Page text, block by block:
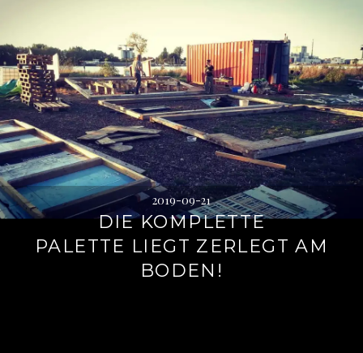
2019-09-21
DIE KOMPLETTE
PALETTE LIEGT ZERLEGT AM
BODEN!